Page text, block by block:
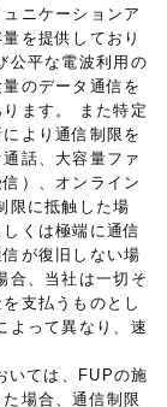
ニケーションア
を提供しており
公平な電波利用の
のデータ通信を
ます。 また特定
より通信制限を
話、大容量ファ
）、オンライン
限に抵触した場
くは極端に通信
が復旧しない場
合、当社は一切そ
支払うものとし
よって異なり、速
いては、FUPの施
場合、通信制限